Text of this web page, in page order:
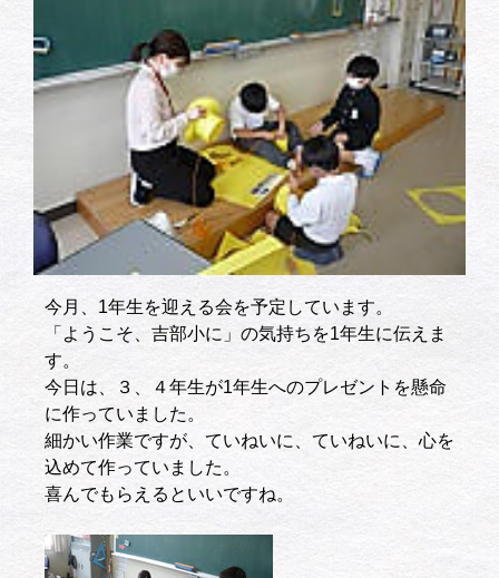
今月、1年生を迎える会を予定しています。
「ようこそ、吉部小に」の気持ちを1年生に伝えま
す。
今日は、３、４年生が1年生へのプレゼントを懸命
に作っていました。
細かい作業ですが、ていねいに、ていねいに、心を
込めて作っていました。
喜んでもらえるといいですね。